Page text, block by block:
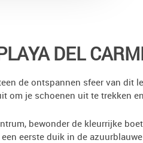
DEL
de ontspannen sfeer van dit
om je schoenen uit te trekken
bewonder de kleurrijke
eerste duik in de